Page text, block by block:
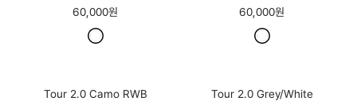
60,000원
60,000원
Tour 2.0 Camo RWB
Tour 2.0 Grey/White